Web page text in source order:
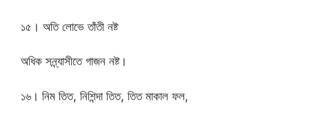
১৫। অতি লোভে তাঁতী নষ্ট
অধিক সন্ন্যাসীতে গাজন নষ্ট।
১৬। নিম তিত, নিশিন্দা তিত, তিত মাকাল ফল,